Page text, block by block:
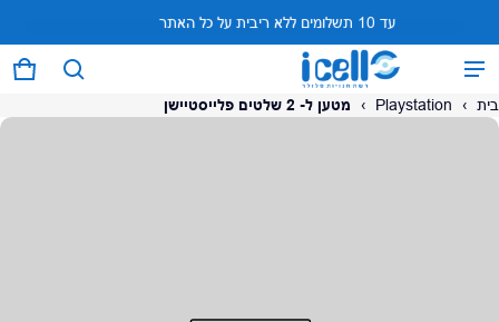
עד 10 תשלומים ללא ריבית על כל האתר
0 פריטים
המוצר נוסף לעגלה
בית ›
Playstation
› מטען ל- 2 שלטים פלייסטיישן
על המוצר